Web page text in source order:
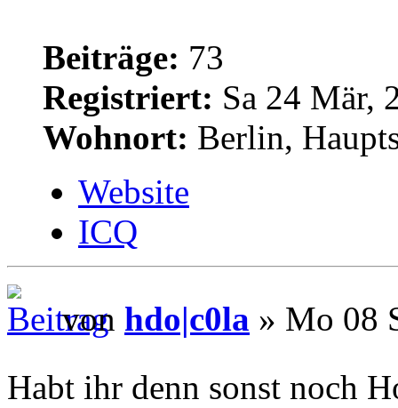
Beiträge: 73
Registriert: Sa 24 Mär,
Wohnort: Berlin,
Website
ICQ
von hdo|c0la » Mo 08
Habt ihr denn sonst noch